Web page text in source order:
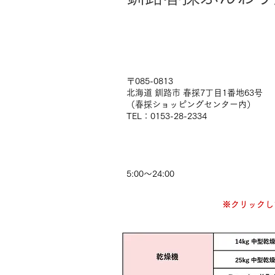
〒085-0813
北海道 釧路市 春採7丁目1番地63号
（春採ショッピングセンター内）
TEL：0153-28-2334
5:00〜24:00
​※クリックし